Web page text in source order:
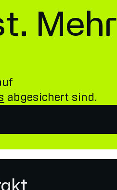
Mehr
abgesichert sind.